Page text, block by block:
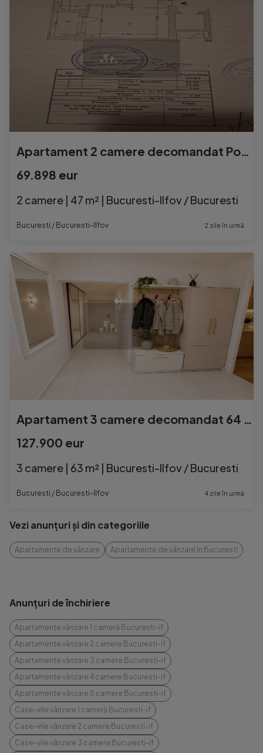
Apartament 2 camere decomandat Popesti Leordeni
69.898 eur
2 camere | 47 m² | Bucuresti-Ilfov / Bucuresti
Bucuresti / Bucuresti-Ilfov 2 zile în urmă
Apartament 3 camere decomandat 64 mp+ pivnita | Titan | R...
127.900 eur
3 camere | 63 m² | Bucuresti-Ilfov / Bucuresti
Bucuresti / Bucuresti-Ilfov 4 zile în urmă
Vezi anunțuri și din categoriile
Apartamente de vânzare Apartamente de vânzare în Bucuresti
Anunțuri de închiriere
Apartamente vânzare 1 cameră Bucuresti-if
Apartamente vânzare 2 camere Bucuresti-if
Apartamente vânzare 3 camere Bucuresti-if
Apartamente vânzare 4 camere Bucuresti-if
Apartamente vânzare 5 camere Bucuresti-if
Case-vile vânzare 1 cameră Bucuresti-if
Case-vile vânzare 2 camere Bucuresti-if
Case-vile vânzare 3 camere Bucuresti-if